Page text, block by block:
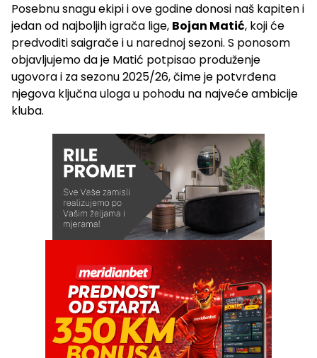
Posebnu snagu ekipi i ove godine donosi naš kapiten i
jedan od najboljih igrača lige, Bojan Matić, koji će
predvoditi saigrače i u narednoj sezoni. S ponosom
objavljujemo da je Matić potpisao produženje
ugovora i za sezonu 2025/26, čime je potvrđena
njegova ključna uloga u pohodu na najveće ambicije
kluba.